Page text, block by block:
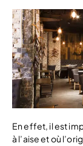
En effet, il est
à l’aise et où